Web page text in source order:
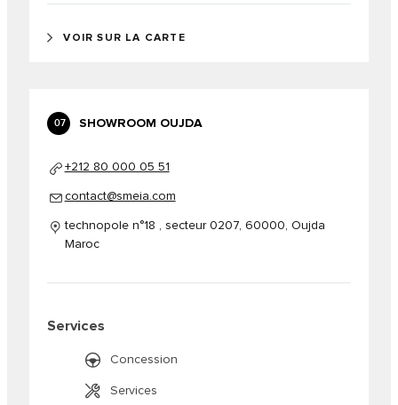
VOIR SUR LA CARTE
07 SHOWROOM OUJDA
+212 80 000 05 51
contact@smeia.com
technopole n°18 , secteur 0207, 60000, Oujda
Maroc
Services
Concession
Services